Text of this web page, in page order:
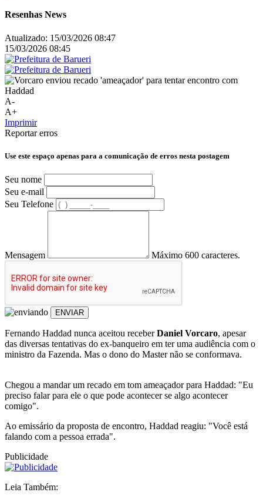
Resenhas News
Atualizado: 15/03/2026 08:47
15/03/2026 08:45
A-
A+
Imprimir
Reportar erros
Use este espaço apenas para a comunicação de erros nesta postagem
Seu nome
Seu e-mail
Seu Telefone
Mensagem Máximo 600 caracteres.
ENVIAR
Fernando Haddad nunca aceitou receberDaniel Vorcaro, apesar
das diversas tentativas do ex-banqueiro em ter uma audiência com o
ministro da Fazenda. Mas o dono do Master não se conformava.
Chegou a mandar um recado em tom ameaçador para Haddad: "Eu
preciso falar para ele o que pode acontecer se algo acontecer
comigo".
Ao emissário da proposta de encontro, Haddad reagiu: "Você está
falando com a pessoa errada".
Publicidade
Leia Também: